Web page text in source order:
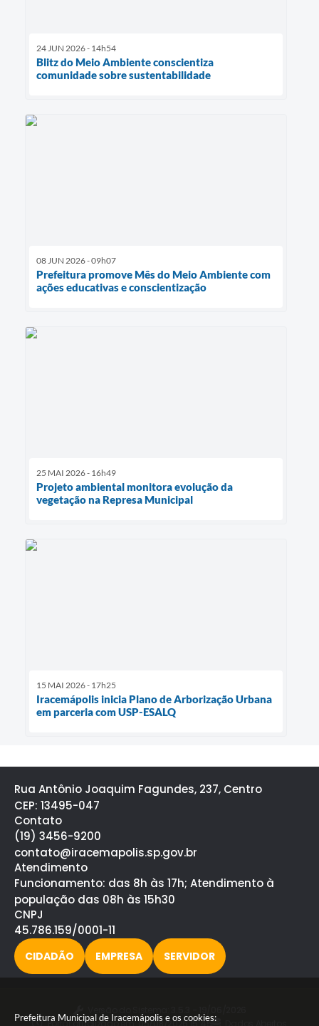
Prefeitura Municipal de Iracemápolis e os cookies:
24 JUN 2026 - 14h54
Blitz do Meio Ambiente conscientiza
comunidade sobre sustentabilidade
08 JUN 2026 - 09h07
Prefeitura promove Mês do Meio Ambiente com
ações educativas e conscientização
25 MAI 2026 - 16h49
Projeto ambiental monitora evolução da
vegetação na Represa Municipal
15 MAI 2026 - 17h25
Iracemápolis inicia Plano de Arborização Urbana
em parceria com USP-ESALQ
Rua Antônio Joaquim Fagundes, 237, Centro
CEP: 13495-047
Contato
(19) 3456-9200
contato@iracemapolis.sp.gov.br
Atendimento
Funcionamento: das 8h às 17h; Atendimento à
população das 08h às 15h30
CNPJ
45.786.159/0001-11
CIDADÃO EMPRESA SERVIDOR
Portal atualizado em:05/08/2026 15:45